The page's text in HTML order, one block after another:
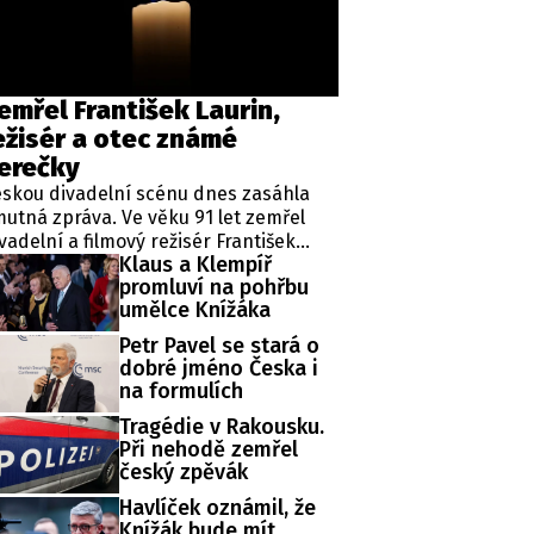
fotografie, videa?
František Laurin,
a otec známé
divadelní scénu dnes zasáhla
zpráva. Ve věku 91 let zemřel
a filmový režisér František
někdejší ředitel pražského
na Vinohradech a otec známé
Sabiny Laurinové.
Klaus a Klempíř
promluví na pohřbu
umělce Knížáka
Petr Pavel se stará o
dobré jméno Česka i
na formulích
Tragédie v Rakousku.
Při nehodě zemřel
český zpěvák
Havlíček oznámil, že